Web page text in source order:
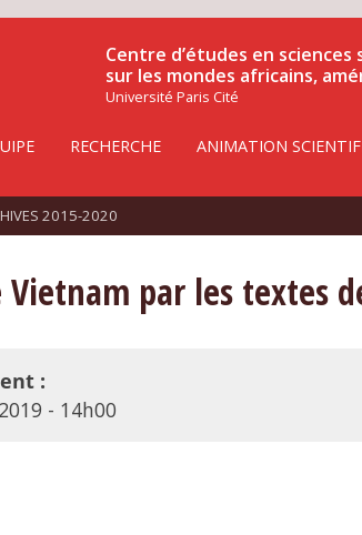
Centre d’études en sciences
sur les mondes africains,
Université Paris Cité
RECHERCHE ANIMATION
2015-2020
par les textes
:
- 14h00